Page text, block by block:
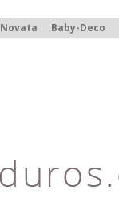
Baby-Deco